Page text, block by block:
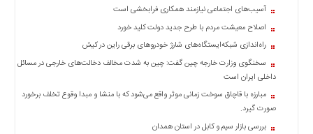
آسیب‌های اجتماعی نیازمند همکاری فرابخشی است
اصلاح معیشت مردم با طرح جدید دولت کلید خورد
راه‌اندازی شبکه‌ایستگاه‌های شارژ خودروهای برقی راین در کیش
سخنگوی وزارت خارجه چین گفت: چین به شدت مخالف دخالت‌های خارجی در مسائل
داخلی ایران است
مبارزه با قاچاق سوخت زمانی موثر واقع می‌شود که با منشا و مبدا وقوع تخلف برخورد
صورت گیرد.
بررسی بازار سیم و کابل در استان همدان